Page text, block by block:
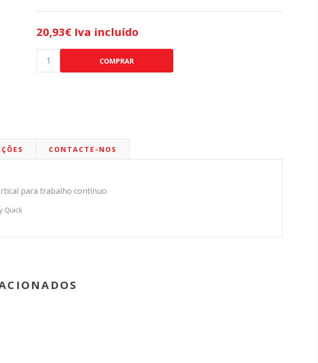
20,93€ Iva incluído
COMPRAR
CONTACTE-NOS
para trabalho contínuo
Quick